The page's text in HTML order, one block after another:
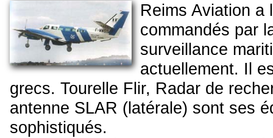
Reims Aviation a
commandés par
surveillance
actuellement. Il
grecs. Tourelle Flir, Radar de
antenne SLAR (latérale) sont ses
sophistiqués.